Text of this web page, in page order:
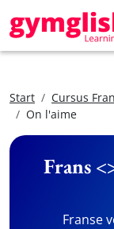
Start Cursus
On l'aime
Frans
Franse